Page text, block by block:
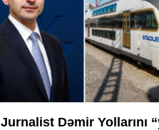
Jurnalist Dəmir Yollarını